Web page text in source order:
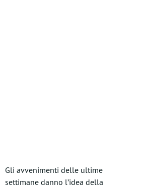
Gli avvenimenti delle ultime
settimane danno l’idea della